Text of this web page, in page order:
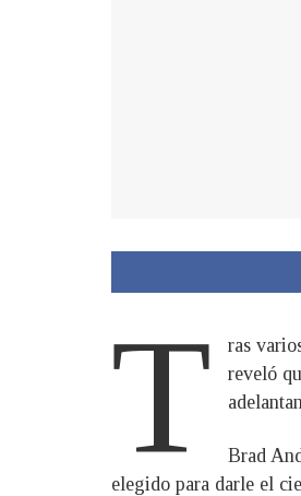
T
ras
reveló
Brad
elegido para darle el